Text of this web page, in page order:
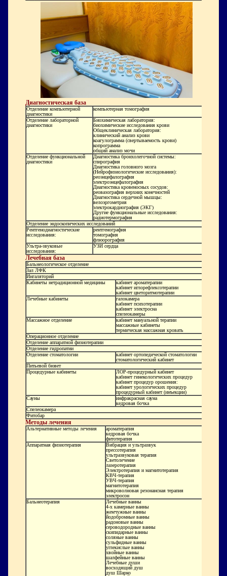
Диагностическая база
Отделение компьютерной
диагностики
компьютерная томография
Отделение лабораторной
диагностики
Биохимическая лаборатория:
биохимические исследования крови
Общеклиническая лаборатория:
клинический анализ крови
коагулограмма (свертываемость крови)
копрограмма
общий анализ мочи
Отделение функциональной
диагностики
Диагностика бронхолегочной системы:
спирография
Диагностика головного мозга
(Нейрофизиологические исследования):
реоэнцефалография
электроэнцефалография
Диагностика кровеносных сосудов:
реовазография верхних конечностей
Диагностика сердечной мышцы:
велоэргометрия
электрокардиография (ЭКГ)
Другие функциональные исследования:
радиотермография
Отделение эндоскопических исследований
Рентгенодиагностические
исследования:
рентгенография
томография
флюорография
Ультра-звуковые
исследования:
УЗИ сердца
Лечебная база
Бальнеологическое отделение
Зал ЛФК
Ингаляторий
Кабинеты нетрадиционной медицины
кабинет ароматерапии
кабинет иглорефлексотерапии
кабинет цветоритмотерапии
Лечебные кабинеты
галокамера
кабинет психотерапии
кабинет электросна
спелеокамеры
Массажное отделение
кабинет мануальной терапии
массажные кабинеты
термическая массажная кровать
Операционное отделение
Отделение аппаратной физиотерапии
Отделение гидропатии
Отделение стоматологии
кабинет ортопедической стоматологии
стоматологический кабинет
Питьевой бювет
Процедурные кабинеты
ЛОР-процедурный кабинет
кабинет гинекологических процедур
кабинет процедур орошения:
кабинет урологических процедур
процедурный кабинет (инъекции)
Сауны
инфракрасная сауна
кедровая бочка
Спелеокамера
Фитобар
Методы лечения
Альтернативные методы лечения
ароматерапия
кедровая бочка
фитотерапия
Аппаратная физиотерапия
Вибрация и ультразвук
прессотерапия
ультразвуковая терапия
Светолечение
лазеротерапия
Электротерапия и магнитотерапия
КВЧ-терапия
УВЧ-терапия
магнитотерапия
микроволновая резонансная терапия
электросон
Бальнеотерапия
Лечебные ванны
4-х камерные ванны
жемчужные ванны
йодобромные ванны
радоновые ванны
сероводородные ванны
скипидарные ванны
соляные ванны
сульфидные ванны
углекислые ванны
хвойные ванны
шалфейные ванны
Лечебные души
восходящий душ
душ Шарко